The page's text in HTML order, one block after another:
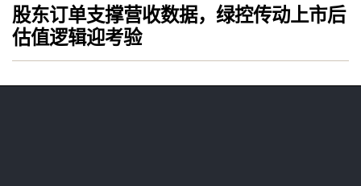
股东订单支撑营收数据，绿控传动上市后
估值逻辑迎考验